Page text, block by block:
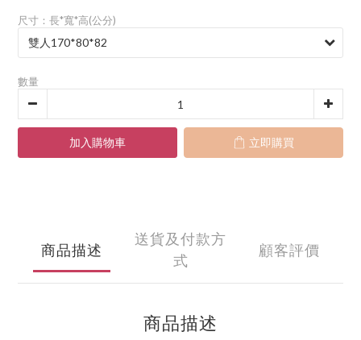
尺寸：長*寬*高(公分)
數量
加入購物車 立即購買
商品描述
送貨及付款方
式
顧客評價
商品描述